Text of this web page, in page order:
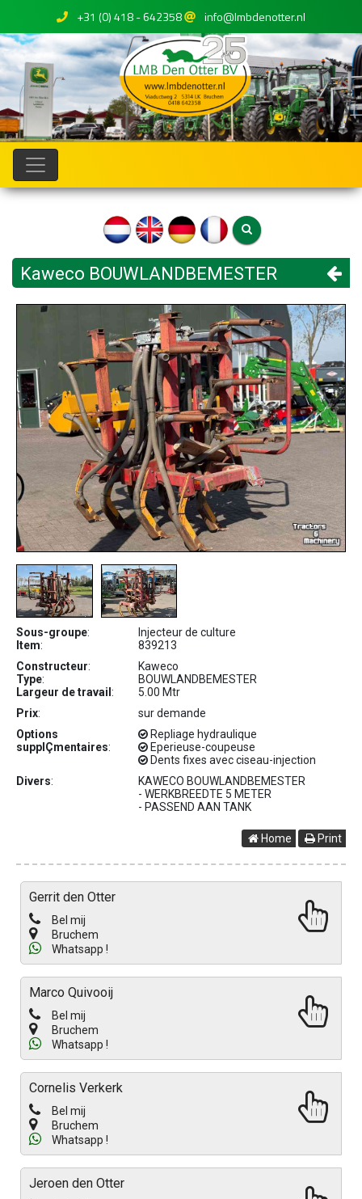
+31 (0) 418 - 642358 info@lmbdenotter.nl
Kaweco BOUWLANDBEMESTER
Sous-groupe:
Injecteur de culture
Item:
839213
Constructeur:
Kaweco
Type:
BOUWLANDBEMESTER
Largeur de travail :
5.00 Mtr
Prix:
sur demande
Options
supplÇmentaires:
Repliage hydraulique
Eperieuse-coupeuse
Dents fixes avec ciseau-injection
Divers:
KAWECO BOUWLANDBEMESTER
- WERKBREEDTE 5 METER
- PASSEND AAN TANK
Home Print
Gerrit den Otter
Bel mij
Bruchem
Whatsapp !
Marco Quivooij
Bel mij
Bruchem
Whatsapp !
Cornelis Verkerk
Bel mij
Bruchem
Whatsapp !
Jeroen den Otter